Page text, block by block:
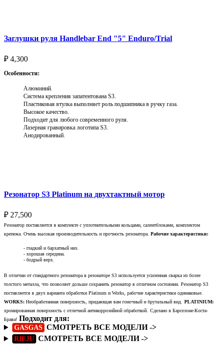
Заглушки руля Handlebar End "5" Enduro/Trial
₽ 4,300
Особенности:
Алюминий.
Система крепления запатентована S3.
Пластиковая втулка выполняет роль подшипника в ручку газа.
Высокое качество.
Подходит для любого современного руля.
Лазерная гравировка логотипа S3.
Анодированный.
Резонатор S3 Platinum на двухтактный мотор
₽ 27,500
Резонатор поставляется в комплекте с уплотнительными кольцами, салентблоками, комплектом
крепежа. Очень высокая производительность и прочность резонатора. Рабочие характеристики:
- гладкий и бархатный низ.
- хорошая середина.
- бодрый верх.
В отличии от стандартного резонатора в резонаторе S3 используется усиленная сварка из более
толстого металла, что позволяет дольше сохранить резонатор в отличном состоянии. Резонатор S3
поставляется в двух варианта обработки Platinum и Works, рабочие характеристики одинаковые.
WORKS: Необработанная поверхность, придающая вам гоночный и брутальный вид. PLATINIUM:
хромированная поверхность с отличной антикоррозийной обработкой. Сделано в Барселоне-Коста-
Брава! Подходит для:
GASGAS СМОТРЕТЬ ВСЕ МОДЕЛИ ->
RIEJU СМОТРЕТЬ ВСЕ МОДЕЛИ ->